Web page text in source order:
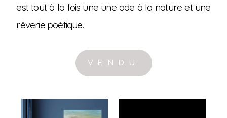
est tout à la fois une une ode à la nature et une
rêverie poétique.
VENDU